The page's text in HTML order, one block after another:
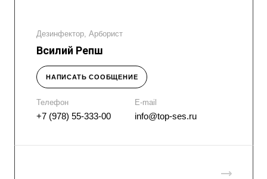
Дезинфектор, Арборист
Всилий Репш
НАПИСАТЬ СООБЩЕНИЕ
Телефон
+7 (978) 55-333-00
E-mail
info@top-ses.ru